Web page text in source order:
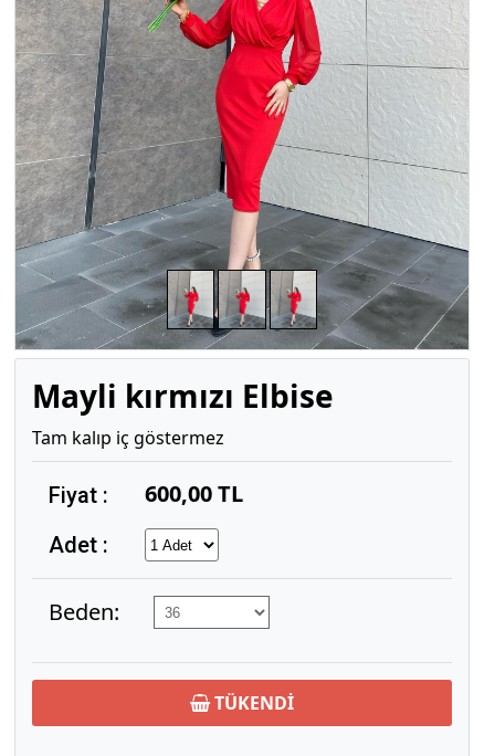
Mayli kırmızı Elbise
Tam kalıp iç göstermez
Fiyat : 600,00 TL
Adet :
Beden:
TÜKENDİ